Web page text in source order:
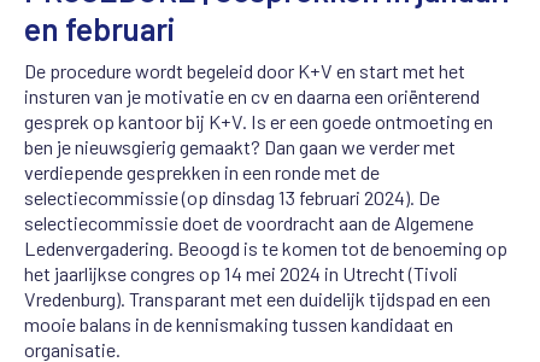
en februari
De procedure wordt begeleid door K+V en start met het
insturen van je motivatie en cv en daarna een oriënterend
gesprek op kantoor bij K+V. Is er een goede ontmoeting en
ben je nieuwsgierig gemaakt? Dan gaan we verder met
verdiepende gesprekken in een ronde met de
selectiecommissie (op dinsdag 13 februari 2024). De
selectiecommissie doet de voordracht aan de Algemene
Ledenvergadering. Beoogd is te komen tot de benoeming op
het jaarlijkse congres op 14 mei 2024 in Utrecht (Tivoli
Vredenburg). Transparant met een duidelijk tijdspad en een
mooie balans in de kennismaking tussen kandidaat en
organisatie.